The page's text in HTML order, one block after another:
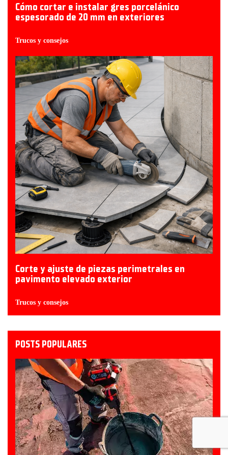
Cómo cortar e instalar gres porcelánico
espesorado de 20 mm en exteriores
Trucos y consejos
Corte y ajuste de piezas perimetrales en
pavimento elevado exterior
Trucos y consejos
POSTS POPULARES